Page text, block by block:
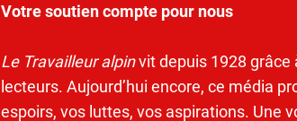
Votre soutien compte pour nous
Le Travailleur alpinvit depuis 1928 grâce
lecteurs. Aujourd’hui encore, ce média
espoirs, vos luttes, vos aspirations. Une